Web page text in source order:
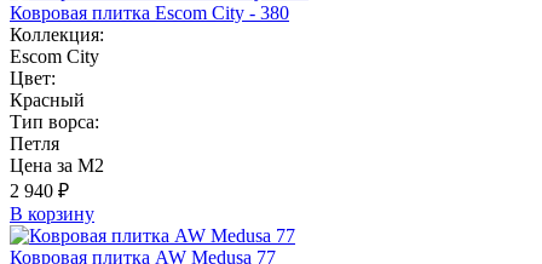
Ковровая плитка Escom City - 380
Коллекция:
Escom City
Цвет:
Красный
Тип ворса:
Петля
Цена за М2
2 940 ₽
В корзину
Ковровая плитка AW Medusa 77